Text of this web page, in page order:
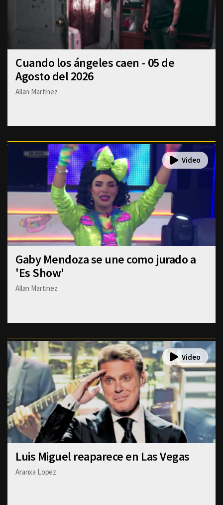
Cuando los ángeles caen - 05 de
Agosto del 2026
Allan Martinez
Gaby Mendoza se une como jurado a
'Es Show'
Allan Martinez
Luis Miguel reaparece en Las Vegas
Aranxa Lopez